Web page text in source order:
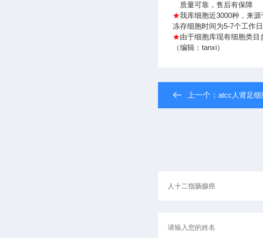
质量可靠，售后有保障
★我库细胞近3000种，来
冻存细胞时间为5-7个工作
★由于细胞库现有细胞类
（编辑：tanxi）
上一个：atcc人肾足细